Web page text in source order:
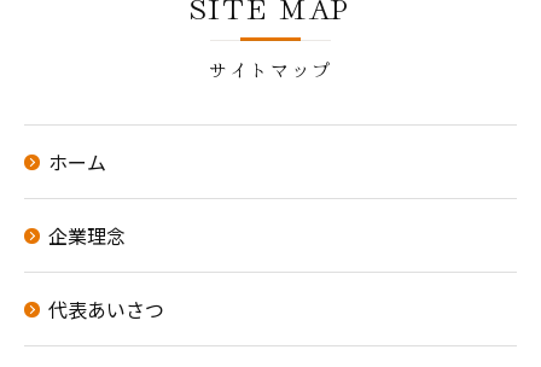
サイトマップ
ホーム
企業理念
代表あいさつ